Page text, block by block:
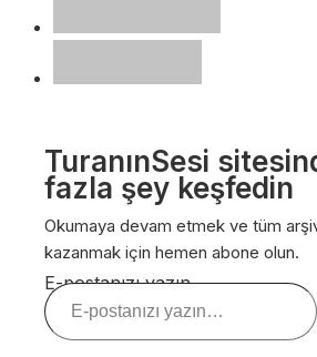
TuranınSesi
fazla şey keşfedin
Okumaya devam etmek ve tüm
kazanmak için hemen abone olun.
E-postanızı yazın…